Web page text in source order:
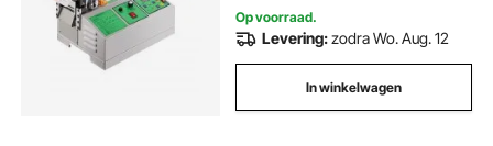
Op voorraad.
Levering:zodra Wo. Aug. 12
In winkelwagen